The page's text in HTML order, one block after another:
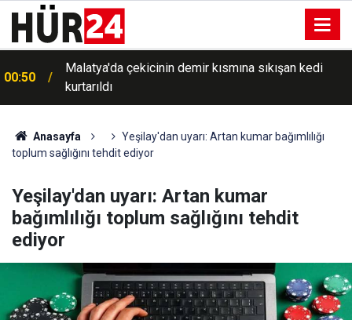
00:48 Engelli gencin Kâbe hayali gerçekleşiyor
Anasayfa
Yeşilay'dan uyarı: Artan kumar bağımlılığı
toplum sağlığını tehdit ediyor
Yeşilay'dan uyarı: Artan kumar
bağımlılığı toplum sağlığını tehdit
ediyor